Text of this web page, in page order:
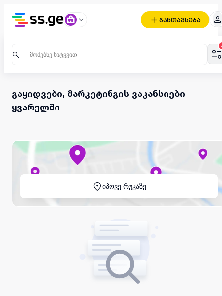
განთავსება
გაყიდვები, მარკეტინგის ვაკანსიები
ყვარელში
იპოვე რუკაზე